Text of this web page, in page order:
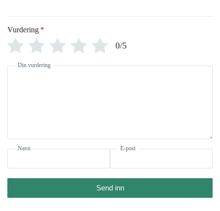
Vurdering *
0/5
Din vurdering
Navn E-post
Send inn